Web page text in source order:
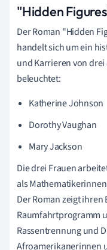
"Hidden
Der Roman "Hidden
handelt sich um ein
und Karrieren von
beleuchtet:
Katherine Johnson
Dorothy Vaughan
Mary Jackson
Die drei Frauen
als
Der Roman zeigt
Raumfahrtprogramm
Rassentrennung und
Afroamerikanerinnen